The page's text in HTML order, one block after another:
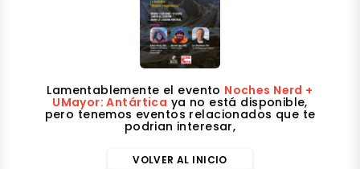
Lamentablemente el evento Noches Nerd +
UMayor: Antártica ya no está disponible,
pero tenemos eventos relacionados que te
podrian interesar,
VOLVER AL INICIO